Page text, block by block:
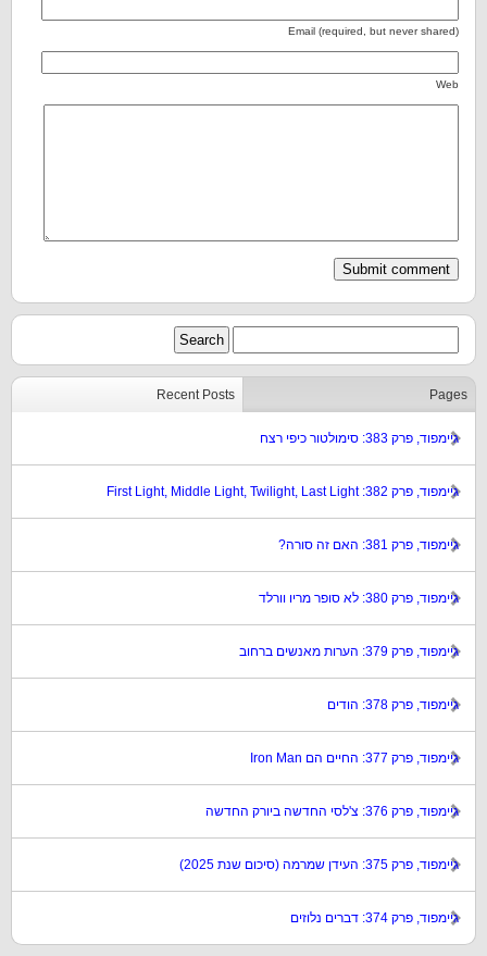
Email (required, but never shared)
Web
Recent Posts Pages
גיימפוד, פרק 383: סימולטור כיפי רצח
גיימפוד, פרק 382: First Light, Middle Light, Twilight, Last Light
גיימפוד, פרק 381: האם זה סורה?
גיימפוד, פרק 380: לא סופר מריו וורלד
גיימפוד, פרק 379: הערות מאנשים ברחוב
גיימפוד, פרק 378: הודים
גיימפוד, פרק 377: החיים הם Iron Man
גיימפוד, פרק 376: צ'לסי החדשה ביורק החדשה
גיימפוד, פרק 375: העידן שמרמה (סיכום שנת 2025)
גיימפוד, פרק 374: דברים נלוזים